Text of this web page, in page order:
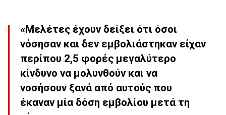
«Μελέτες έχουν δείξει ότι όσοι
νόσησαν και δεν εμβολιάστηκαν είχαν
περίπου 2,5 φορές μεγαλύτερο
κίνδυνο να μολυνθούν και να
νοσήσουν ξανά από αυτούς που
έκαναν μία δόση εμβολίου μετά τη